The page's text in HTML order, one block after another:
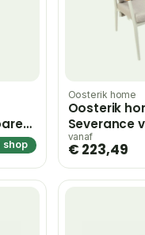
shop
Oosterik home
Oosterik
Severance
dining stoel
creme –
vanaf
€ 223,49